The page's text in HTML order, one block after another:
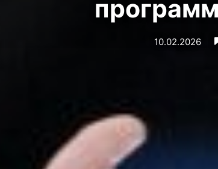
10.02.2026